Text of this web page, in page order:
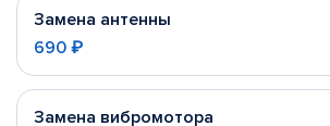
Замена антенны
690 ₽
Замена вибромотора